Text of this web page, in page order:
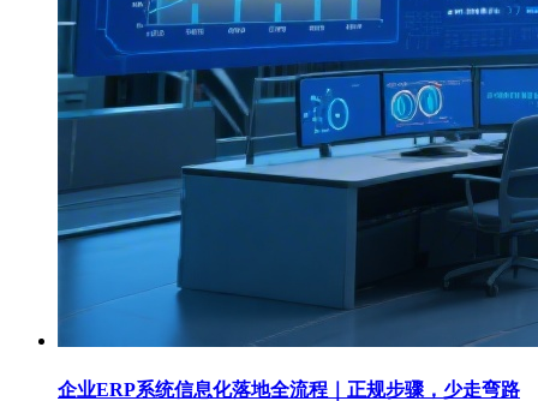
企业ERP系统信息化落地全流程｜正规步骤，少走弯路